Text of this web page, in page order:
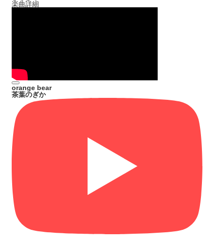
楽曲詳細
orange bear
茶葉のぎか